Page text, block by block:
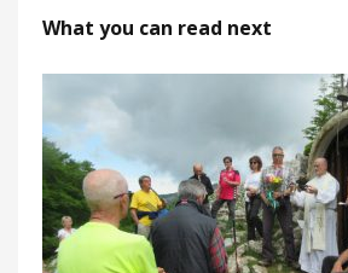
What you can read next